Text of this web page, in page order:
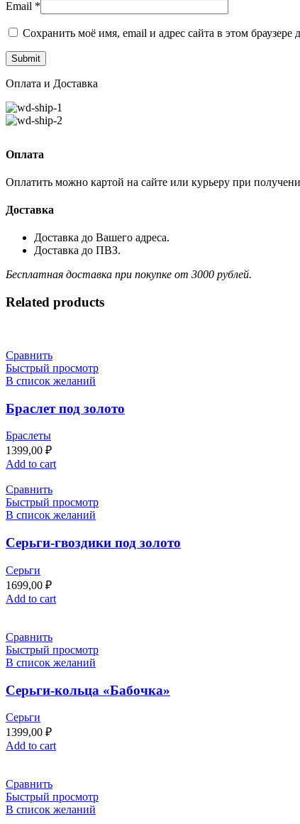
Email *
Сохранить моё имя, email и адрес сайта в этом
Оплата и Доставка
Оплата
Оплатить можно картой на сайте или курьеру при
Доставка
Доставка до Вашего адреса.
Доставка до ПВЗ.
Бесплатная доставка при покупке от 3000 рублей.
Related products
Сравнить
Быстрый просмотр
В список желаний
Браслет под золото
Браслеты
1399,00 ₽
Add to cart
Сравнить
Быстрый просмотр
В список желаний
Серьги-гвоздики под золото
Серьги
1699,00 ₽
Add to cart
Сравнить
Быстрый просмотр
В список желаний
Серьги-кольца «Бабочка»
Серьги
1399,00 ₽
Add to cart
Сравнить
Быстрый просмотр
В список желаний